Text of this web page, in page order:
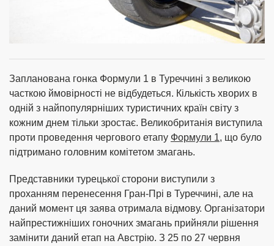
Запланована гонка Формули 1 в Туреччині з великою
часткою ймовірності не відбудеться. Кількість хворих в
одній з найпопулярніших туристичних країн світу з
кожним днем тільки зростає. Великобританія виступила
проти проведення чергового етапу Формули 1, що було
підтримано головним комітетом змагань.
Представники турецької сторони виступили з
проханням перенесення Гран-Прі в Туреччині, але на
даний момент ця заява отримала відмову. Організатори
найпрестижніших гоночних змагань прийняли рішення
замінити даний етап на Австрію. З 25 по 27 червня